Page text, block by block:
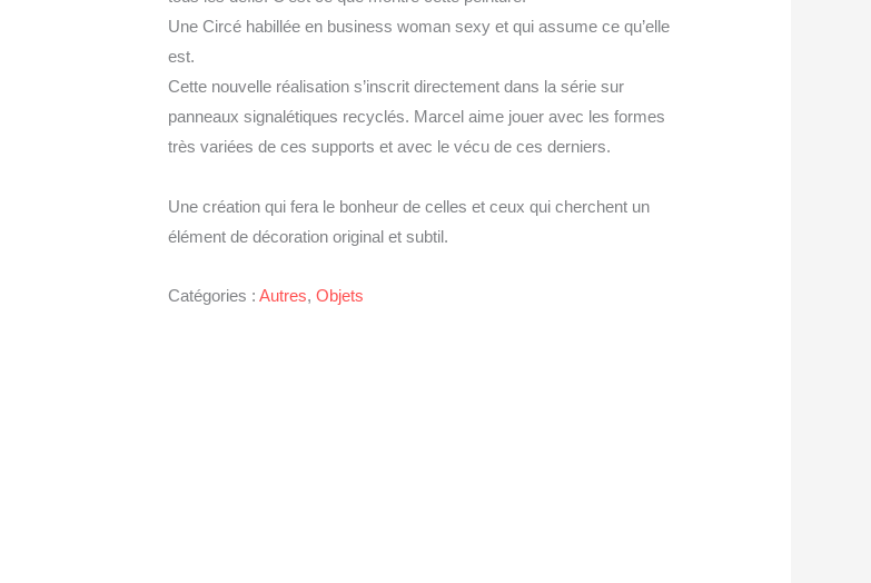
Une Circé habillée en business woman sexy et qui assume ce qu’elle
est.
Cette nouvelle réalisation s’inscrit directement dans la série sur
panneaux signalétiques recyclés. Marcel aime jouer avec les formes
très variées de ces supports et avec le vécu de ces derniers.
Une création qui fera le bonheur de celles et ceux qui cherchent un
élément de décoration original et subtil.
Catégories : Autres, Objets